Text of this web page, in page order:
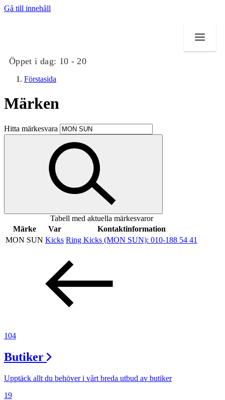
Gå till innehåll
Öppet i dag: 10 - 20
Butiker
Mat och dryck
Evenemang
Erbjudanden
Inspiration
Presentkort
Förstasida
Märken
Hitta märkesvara
Tabell med aktuella märkesvaror
Märke
Var
Kontaktinformation
MON SUN Kicks Ring Kicks (MON SUN): 010-188 54 41
104
Butiker
Upptäck allt du behöver i vårt breda utbud av butiker
19